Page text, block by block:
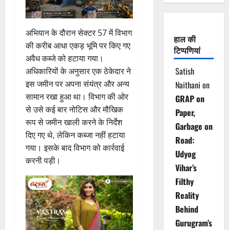
अभियान के दौरान सेक्टर 57 में विभाग
की करीब आधा एकड़ भूमि पर किए गए
अवैध कब्जे को हटाया गया।
अधिकारियों के अनुसार एक ठेकेदार ने
इस जमीन पर अपना संयंत्र और अन्य
सामान रखा हुआ था। विभाग की ओर
से उसे कई बार नोटिस और मौखिक
रूप से जमीन खाली करने के निर्देश
दिए गए थे, लेकिन कब्जा नहीं हटाया
गया। इसके बाद विभाग को कार्रवाई
करनी पड़ी।
हाल की
टिप्पणियां
Satish
Naithani on
GRAP on
Paper,
Garbage on
Road:
Udyog
Vihar’s
Filthy
Reality
Behind
Gurugram’s